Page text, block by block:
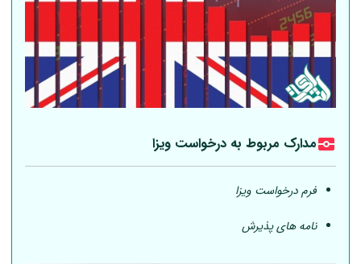
مدارک مربوط به درخواست ویزا
فرم درخواست ویزا
نامه های پذیرش